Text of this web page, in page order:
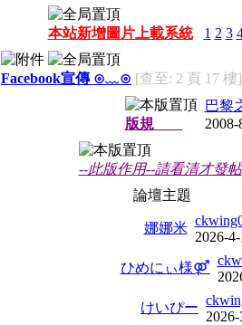
本站新增圖片上載系統 1 2 3
Facebook宣傳 ⊙﹏⊙ [查至: 2 頁 17 樓]
版規
巴黎
2008-
--此版作用--請看清才發帖
論壇主題
娜娜米
2026-
ひめにぃ様⚤
けいぴー